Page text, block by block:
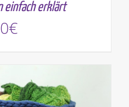
einfach erklärt
€